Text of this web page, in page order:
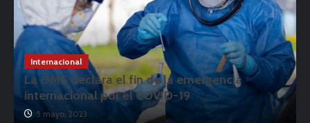
Internacional
La OMS declara el fin de la emergencia
internacional por el COVID-19
5 mayo, 2023